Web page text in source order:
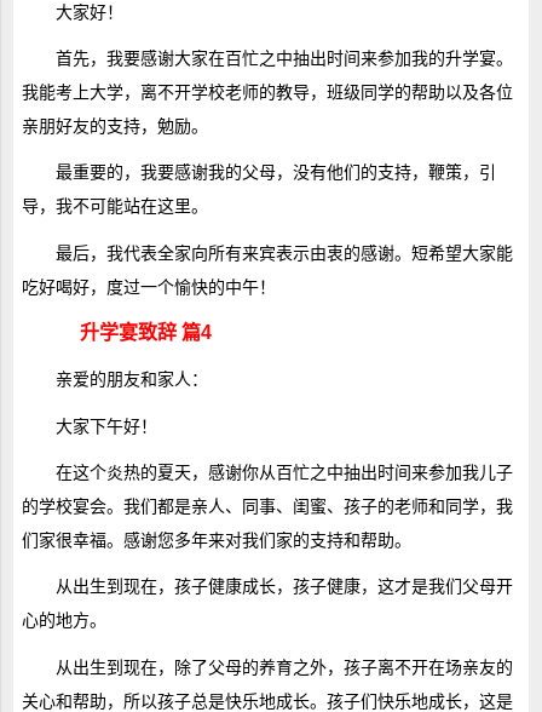
大家好！
首先，我要感谢大家在百忙之中抽出时间来参加我的升学宴。
我能考上大学，离不开学校老师的教导，班级同学的帮助以及各位
亲朋好友的支持，勉励。
最重要的，我要感谢我的父母，没有他们的支持，鞭策，引
导，我不可能站在这里。
最后，我代表全家向所有来宾表示由衷的感谢。短希望大家能
吃好喝好，度过一个愉快的中午！
升学宴致辞 篇4
亲爱的朋友和家人：
大家下午好！
在这个炎热的夏天，感谢你从百忙之中抽出时间来参加我儿子
的学校宴会。我们都是亲人、同事、闺蜜、孩子的老师和同学，我
们家很幸福。感谢您多年来对我们家的支持和帮助。
从出生到现在，孩子健康成长，孩子健康，这才是我们父母开
心的地方。
从出生到现在，除了父母的养育之外，孩子离不开在场亲友的
关心和帮助，所以孩子总是快乐地成长。孩子们快乐地成长，这是